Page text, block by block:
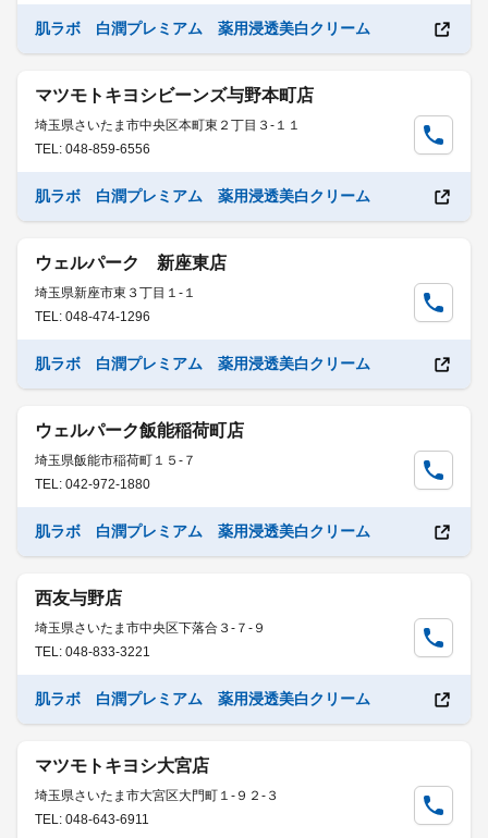
肌ラボ 白潤プレミアム 薬用浸透美白クリーム
マツモトキヨシビーンズ与野本町店
埼玉県さいたま市中央区本町東２丁目３-１１
TEL: 048-859-6556
肌ラボ 白潤プレミアム 薬用浸透美白クリーム
ウェルパーク 新座東店
埼玉県新座市東３丁目１-１
TEL: 048-474-1296
肌ラボ 白潤プレミアム 薬用浸透美白クリーム
ウェルパーク飯能稲荷町店
埼玉県飯能市稲荷町１５-７
TEL: 042-972-1880
肌ラボ 白潤プレミアム 薬用浸透美白クリーム
西友与野店
埼玉県さいたま市中央区下落合３-７-９
TEL: 048-833-3221
肌ラボ 白潤プレミアム 薬用浸透美白クリーム
マツモトキヨシ大宮店
埼玉県さいたま市大宮区大門町１-９２-３
TEL: 048-643-6911